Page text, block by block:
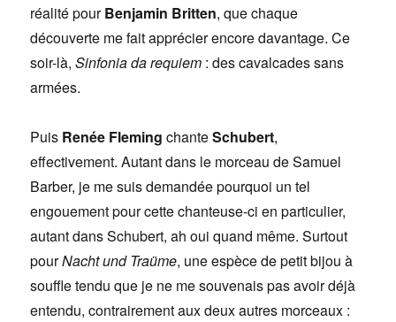
réalité pourBenjamin Britten, que chaque
découverte me fait apprécier encore davantage. Ce
soir-là,Sinfonia da requiem : des cavalcades sans
armées.
Puis Renée Fleming chanteSchubert,
effectivement. Autant dans le morceau de Samuel
Barber, je me suis demandée pourquoi un tel
engouement pour cette chanteuse-ci en particulier,
autant dans Schubert, ah oui quand même. Surtout
pourNacht und Traüme, une espèce de petit bijou à
souffle tendu que je ne me souvenais pas avoir déjà
entendu, contrairement aux deux autres morceaux :